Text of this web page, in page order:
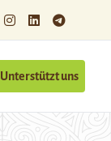
Unterstützt uns